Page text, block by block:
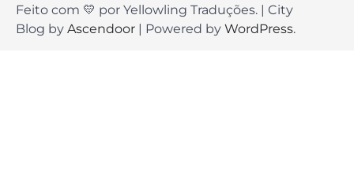
Feito com 💛 por Yellowling Traduções. | City
Blog by Ascendoor | Powered by WordPress.